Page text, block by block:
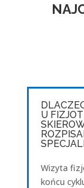
U
Wizyta
końcu